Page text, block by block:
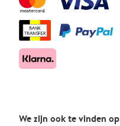
We zijn ook te vinden op